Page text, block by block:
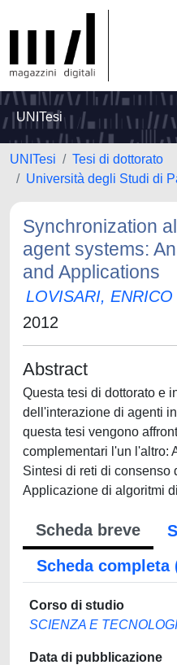
UNITesi
UNITesi
Tesi di dottorato
Università degli Studi di
Synchronization
agent systems:
and Applications
LOVISARI, ENRICO
2012
Abstract
Questa tesi di dottorato e
dell'interazione di agenti
questa tesi vengono
complementari l'un l'altro:
Sintesi di reti di consenso
Applicazione di algoritmi
Scheda breve
Scheda completa
Corso di studio
SCIENZA E
Data di pubblicazione